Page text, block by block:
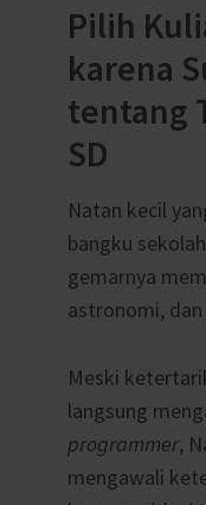
Pilih
karena
tentang
SD
Natan kecil
bangku
gemarnya
astronomi,
Meski
langsung
programmer,
mengawali